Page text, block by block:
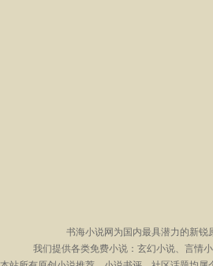
书海小说网为国内最具潜力的新
我们提供各类免费小说：玄幻小说、言情